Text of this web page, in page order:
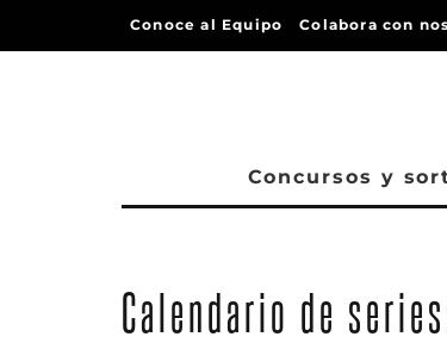
Conoce al Equipo Colabora con
Concursos y
Calendario de